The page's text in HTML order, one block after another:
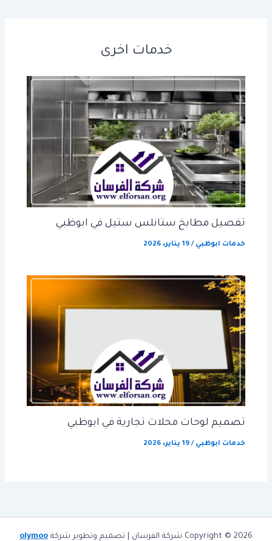
خدمات اخرى
تفصيل مطابخ ستانلس ستيل في ابوظبي
خدمات ابوظبي /19 يناير، 2026
تصميم لوحات محلات تجارية في ابوظبي
خدمات ابوظبي /19 يناير، 2026
Copyright © 2026 شركة الفرسان | تصميم وتطوير شركة olymoo